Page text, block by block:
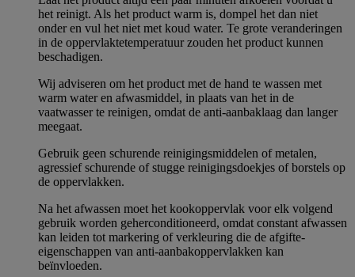
het reinigt. Als het product warm is, dompel het dan niet
onder en vul het niet met koud water. Te grote veranderingen
in de oppervlaktetemperatuur zouden het product kunnen
beschadigen.
Wij adviseren om het product met de hand te wassen met
warm water en afwasmiddel, in plaats van het in de
vaatwasser te reinigen, omdat de anti-aanbaklaag dan langer
meegaat.
Gebruik geen schurende reinigingsmiddelen of metalen,
agressief schurende of stugge reinigingsdoekjes of borstels op
de oppervlakken.
Na het afwassen moet het kookoppervlak voor elk volgend
gebruik worden geherconditioneerd, omdat constant afwassen
kan leiden tot markering of verkleuring die de afgifte-
eigenschappen van anti-aanbakoppervlakken kan
beïnvloeden.